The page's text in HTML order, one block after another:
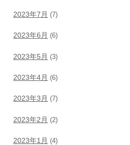
2023年7月 (7)
2023年6月 (6)
2023年5月 (3)
2023年4月 (6)
2023年3月 (7)
2023年2月 (2)
2023年1月 (4)